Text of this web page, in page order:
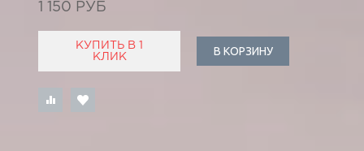
1 150 РУБ
КУПИТЬ В 1
КЛИК
В КОРЗИНУ